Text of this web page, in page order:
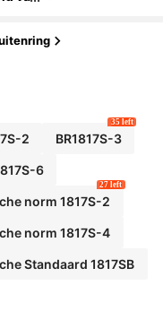
en ide
ge
2 BR1817S-3
35 left
6
norm 1817S-2
27 left
norm 1817S-4
Standaard 1817SB